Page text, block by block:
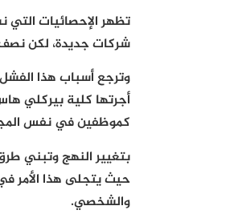
تظهر الإحصائيات التي
شركات جديدة، لكن
وترجع أسباب هذا
كموظفين في نفس
بتغيير النهج وتبني
حيث يتجلى هذا الأمر
والشخصي.